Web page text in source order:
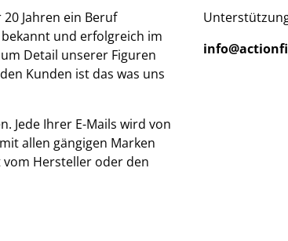
Jahren ein Beruf
und erfolgreich im
Detail unserer Figuren
Kunden ist das was uns
Jede Ihrer E-Mails wird von
allen gängigen Marken
Hersteller oder den